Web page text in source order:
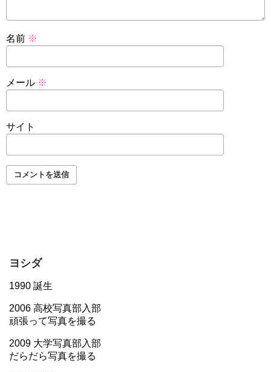
名前 ※
メール ※
サイト
ヨシダ
1990 誕生
2006 高校写真部入部
頑張って写真を撮る
2009 大学写真部入部
だらだら写真を撮る